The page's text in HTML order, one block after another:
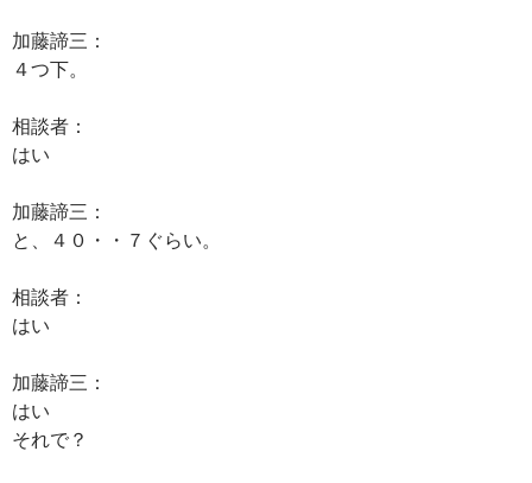
加藤諦三：
４つ下。
相談者：
はい
加藤諦三：
と、４０・・７ぐらい。
相談者：
はい
加藤諦三：
はい
それで？